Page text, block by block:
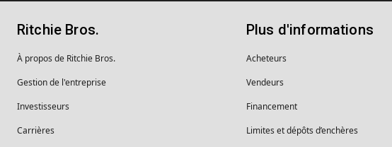
Ritchie Bros.
À propos de Ritchie Bros.
Gestion de l'entreprise
Investisseurs
Carrières
Plus d'informations
Acheteurs
Vendeurs
Financement
Limites et dépôts d’enchères